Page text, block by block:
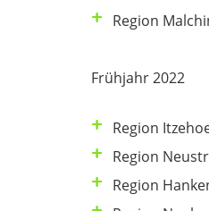
Region
Frühjahr 2022
Region
Region
Region